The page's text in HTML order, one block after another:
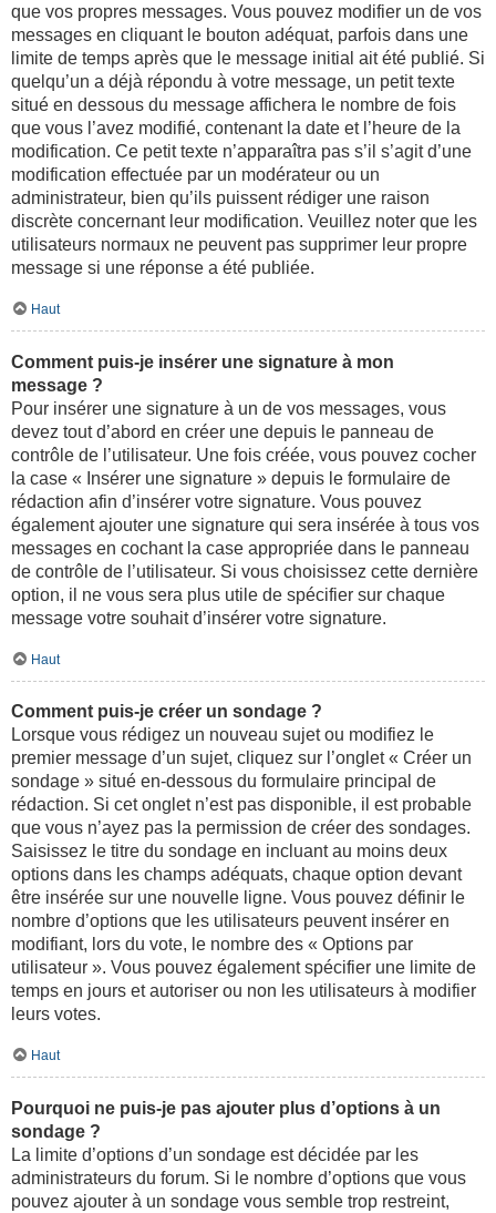
que vos propres messages. Vous pouvez modifier un de vos
messages en cliquant le bouton adéquat, parfois dans une
limite de temps après que le message initial ait été publié. Si
quelqu’un a déjà répondu à votre message, un petit texte
situé en dessous du message affichera le nombre de fois
que vous l’avez modifié, contenant la date et l’heure de la
modification. Ce petit texte n’apparaîtra pas s’il s’agit d’une
modification effectuée par un modérateur ou un
administrateur, bien qu’ils puissent rédiger une raison
discrète concernant leur modification. Veuillez noter que les
utilisateurs normaux ne peuvent pas supprimer leur propre
message si une réponse a été publiée.
Haut
Comment puis-je insérer une signature à mon
message ?
Pour insérer une signature à un de vos messages, vous
devez tout d’abord en créer une depuis le panneau de
contrôle de l’utilisateur. Une fois créée, vous pouvez cocher
la case « Insérer une signature » depuis le formulaire de
rédaction afin d’insérer votre signature. Vous pouvez
également ajouter une signature qui sera insérée à tous vos
messages en cochant la case appropriée dans le panneau
de contrôle de l’utilisateur. Si vous choisissez cette dernière
option, il ne vous sera plus utile de spécifier sur chaque
message votre souhait d’insérer votre signature.
Haut
Comment puis-je créer un sondage ?
Lorsque vous rédigez un nouveau sujet ou modifiez le
premier message d’un sujet, cliquez sur l’onglet « Créer un
sondage » situé en-dessous du formulaire principal de
rédaction. Si cet onglet n’est pas disponible, il est probable
que vous n’ayez pas la permission de créer des sondages.
Saisissez le titre du sondage en incluant au moins deux
options dans les champs adéquats, chaque option devant
être insérée sur une nouvelle ligne. Vous pouvez définir le
nombre d’options que les utilisateurs peuvent insérer en
modifiant, lors du vote, le nombre des « Options par
utilisateur ». Vous pouvez également spécifier une limite de
temps en jours et autoriser ou non les utilisateurs à modifier
leurs votes.
Haut
Pourquoi ne puis-je pas ajouter plus d’options à un
sondage ?
La limite d’options d’un sondage est décidée par les
administrateurs du forum. Si le nombre d’options que vous
pouvez ajouter à un sondage vous semble trop restreint,